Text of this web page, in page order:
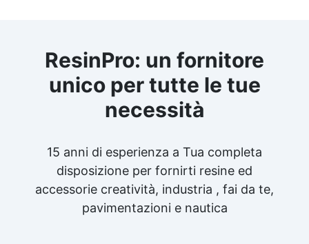
ResinPro: un fornitore
unico per tutte le tue
necessità
15 anni di esperienza a Tua completa
disposizione per fornirti resine ed
accessorie creatività, industria , fai da te,
pavimentazioni e nautica